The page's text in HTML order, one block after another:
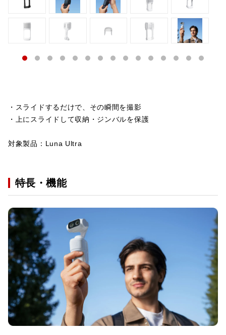
・スライドするだけで、その瞬間を撮影
・上にスライドして収納・ジンバルを保護
対象製品：Luna Ultra
特長・機能